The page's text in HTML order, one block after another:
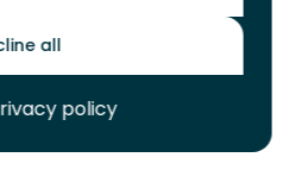
all
policy